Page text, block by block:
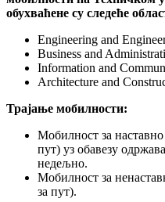
обухваћене су следеће
Engineering and
Business and
Information and
Architecture and
Трајање мобилности:
Мобилност за наставно
пут) уз обавезу
недељно.
Мобилност за
за пут).